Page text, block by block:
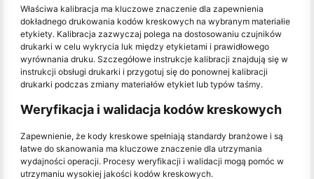
Właściwa kalibracja ma kluczowe znaczenie dla zapewnienia
dokładnego drukowania kodów kreskowych na wybranym materiałie
etykiety. Kalibracja zazwyczaj polega na dostosowaniu czujników
drukarki w celu wykrycia luk między etykietami i prawidłowego
wyrównania druku. Szczegółowe instrukcje kalibracji znajdują się w
instrukcji obsługi drukarki i przygotuj się do ponownej kalibracji
drukarki podczas zmiany materiałów etykiet lub typów taśmy.
Weryfikacja i walidacja kodów kreskowych
Zapewnienie, że kody kreskowe spełniają standardy branżowe i są
łatwe do skanowania ma kluczowe znaczenie dla utrzymania
wydajności operacji. Procesy weryfikacji i walidacji mogą pomóc w
utrzymaniu wysokiej jakości kodów kreskowych.